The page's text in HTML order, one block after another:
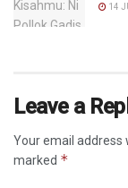
14
Leave a
Your email address
marked *